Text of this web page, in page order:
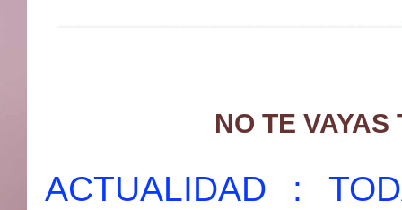
NO TE
ACTUALIDAD :